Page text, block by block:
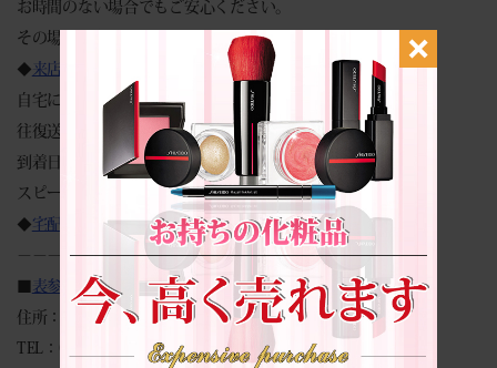
お時間のない場合でもご安心ください。
その場で現金買取致します。
◆ 来店買取予約フォーム
自宅にいながらカンタン見積もり♪
往復送料無料・キャンセル返送料等全て無料です。
到着日に査定 → 即日振込！
スピーディーに対応致します。
◆宅配買取申込みフォーム◆
－－－－－－－－－－－－－－－－
表参道本店■
住所：東京都渋谷区神宮前6-6-2 原宿ベルピアB1F
TEL：03-6427-9300